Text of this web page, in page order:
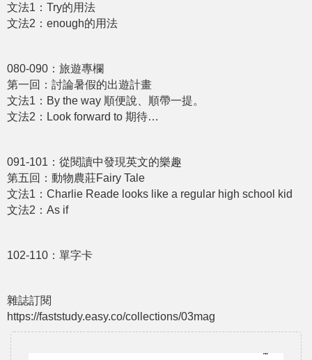
文法1：Try的⽤法
文法2：enough的⽤法
080-090：旅遊專欄
第一回：討論暑假的出遊計畫
文法1：By the way 順便說、順帶⼀提。
文法2：Look forward to 期待…
091-101：從閱讀中發現英文的樂趣
第五回：動物農莊Fairy Tale
文法1：Charlie Reade looks like a regular high school kid
文法2：As if
102-110：單字卡
雜誌訂閱
https://faststudy.easy.co/collections/03mag